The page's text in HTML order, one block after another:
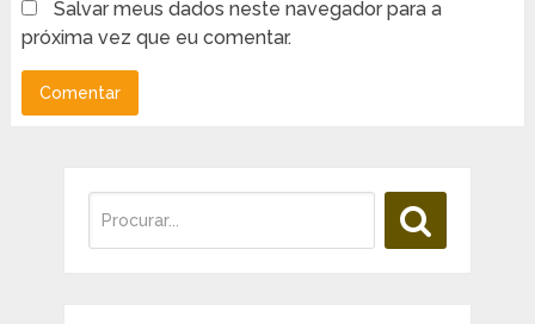
Salvar meus dados neste navegador para a
próxima vez que eu comentar.